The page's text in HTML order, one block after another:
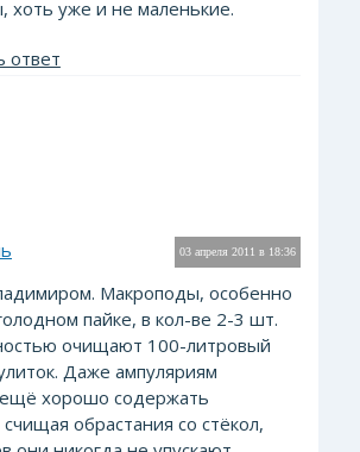
хоть уже и не маленькие.
ответ
03 апреля 2011 в 18:36
Макроподы, особенно
пайке, в кол-ве 2-3 шт.
очищают 100-литровый
Даже ампуляриям
ещё хорошо содержать
обрастания со стёкол,